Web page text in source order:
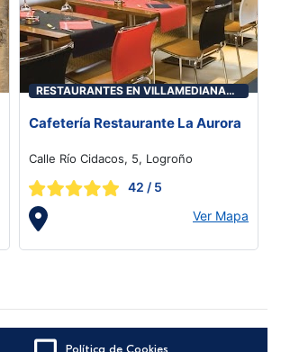
RESTAURANTES EN VILLAMEDIANA
Cafetería Restaurante La Aurora
Calle Río Cidacos, 5, Logroño
42 / 5
Ver Mapa
Política de Cookies